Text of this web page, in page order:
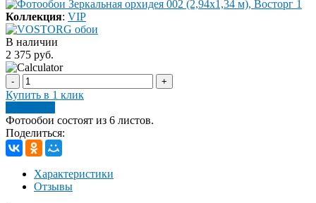
Коллекция: VIP
В наличии
2 375 руб.
- +
Купить в 1 клик
Фотообои состоят из 6 листов.
Поделиться:
Характеристики
Отзывы